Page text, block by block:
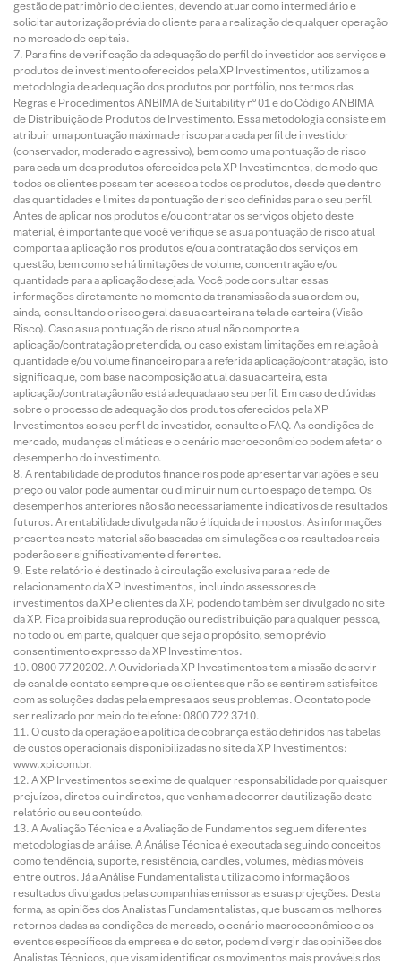
gestão de patrimônio de clientes, devendo atuar como intermediário e
solicitar autorização prévia do cliente para a realização de qualquer operação
no mercado de capitais.
Para fins de verificação da adequação do perfil do investidor aos serviços e
produtos de investimento oferecidos pela XP Investimentos, utilizamos a
metodologia de adequação dos produtos por portfólio, nos termos das
Regras e Procedimentos ANBIMA de Suitability nº 01 e do Código ANBIMA
de Distribuição de Produtos de Investimento. Essa metodologia consiste em
atribuir uma pontuação máxima de risco para cada perfil de investidor
(conservador, moderado e agressivo), bem como uma pontuação de risco
para cada um dos produtos oferecidos pela XP Investimentos, de modo que
todos os clientes possam ter acesso a todos os produtos, desde que dentro
das quantidades e limites da pontuação de risco definidas para o seu perfil.
Antes de aplicar nos produtos e/ou contratar os serviços objeto deste
material, é importante que você verifique se a sua pontuação de risco atual
comporta a aplicação nos produtos e/ou a contratação dos serviços em
questão, bem como se há limitações de volume, concentração e/ou
quantidade para a aplicação desejada. Você pode consultar essas
informações diretamente no momento da transmissão da sua ordem ou,
ainda, consultando o risco geral da sua carteira na tela de carteira (Visão
Risco). Caso a sua pontuação de risco atual não comporte a
aplicação/contratação pretendida, ou caso existam limitações em relação à
quantidade e/ou volume financeiro para a referida aplicação/contratação, isto
significa que, com base na composição atual da sua carteira, esta
aplicação/contratação não está adequada ao seu perfil. Em caso de dúvidas
sobre o processo de adequação dos produtos oferecidos pela XP
Investimentos ao seu perfil de investidor, consulte o FAQ. As condições de
mercado, mudanças climáticas e o cenário macroeconômico podem afetar o
desempenho do investimento.
A rentabilidade de produtos financeiros pode apresentar variações e seu
preço ou valor pode aumentar ou diminuir num curto espaço de tempo. Os
desempenhos anteriores não são necessariamente indicativos de resultados
futuros. A rentabilidade divulgada não é líquida de impostos. As informações
presentes neste material são baseadas em simulações e os resultados reais
poderão ser significativamente diferentes.
Este relatório é destinado à circulação exclusiva para a rede de
relacionamento da XP Investimentos, incluindo assessores de
investimentos da XP e clientes da XP, podendo também ser divulgado no site
da XP. Fica proibida sua reprodução ou redistribuição para qualquer pessoa,
no todo ou em parte, qualquer que seja o propósito, sem o prévio
consentimento expresso da XP Investimentos.
0800 77 20202. A Ouvidoria da XP Investimentos tem a missão de servir
de canal de contato sempre que os clientes que não se sentirem satisfeitos
com as soluções dadas pela empresa aos seus problemas. O contato pode
ser realizado por meio do telefone: 0800 722 3710.
O custo da operação e a política de cobrança estão definidos nas tabelas
de custos operacionais disponibilizadas no site da XP Investimentos:
www.xpi.com.br.
A XP Investimentos se exime de qualquer responsabilidade por quaisquer
prejuízos, diretos ou indiretos, que venham a decorrer da utilização deste
relatório ou seu conteúdo.
A Avaliação Técnica e a Avaliação de Fundamentos seguem diferentes
metodologias de análise. A Análise Técnica é executada seguindo conceitos
como tendência, suporte, resistência, candles, volumes, médias móveis
entre outros. Já a Análise Fundamentalista utiliza como informação os
resultados divulgados pelas companhias emissoras e suas projeções. Desta
forma, as opiniões dos Analistas Fundamentalistas, que buscam os melhores
retornos dadas as condições de mercado, o cenário macroeconômico e os
eventos específicos da empresa e do setor, podem divergir das opiniões dos
Analistas Técnicos, que visam identificar os movimentos mais prováveis dos